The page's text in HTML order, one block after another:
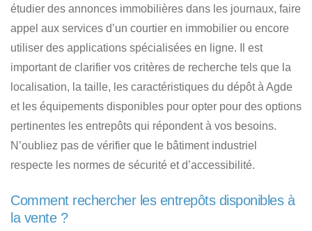
étudier des annonces immobilières dans les journaux, faire
appel aux services d’un courtier en immobilier ou encore
utiliser des applications spécialisées en ligne. Il est
important de clarifier vos critères de recherche tels que la
localisation, la taille, les caractéristiques du dépôt à Agde
et les équipements disponibles pour opter pour des options
pertinentes les entrepôts qui répondent à vos besoins.
N’oubliez pas de vérifier que le bâtiment industriel
respecte les normes de sécurité et d’accessibilité.
Comment rechercher les entrepôts disponibles à
la vente ?